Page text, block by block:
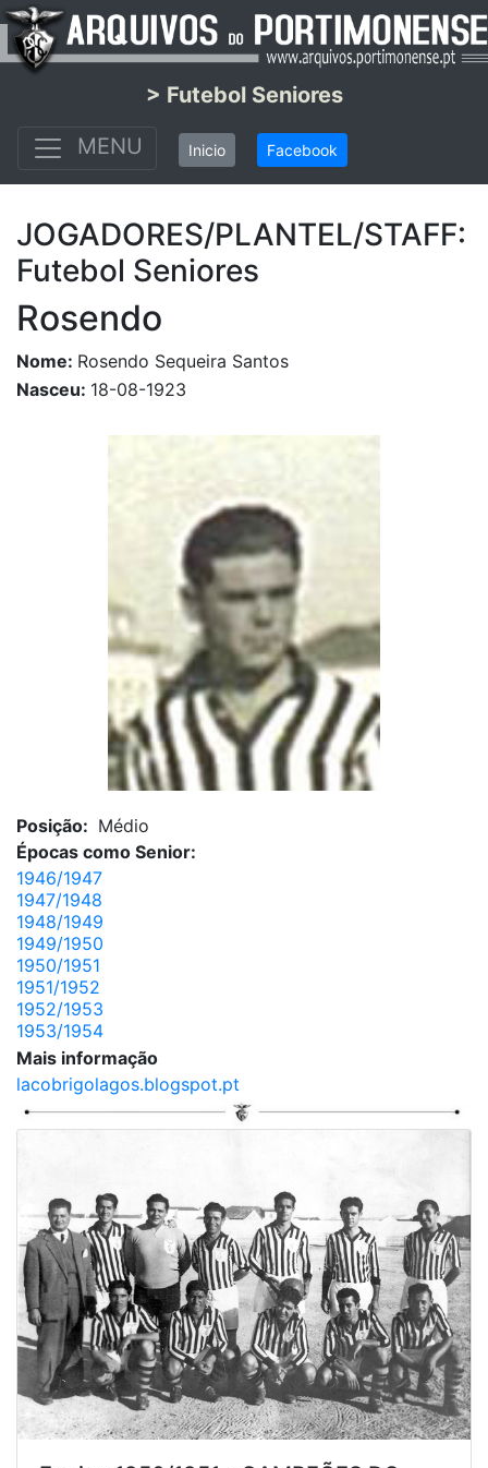
> Futebol Seniores
MENU
Inicio Facebook
JOGADORES/PLANTEL/STAFF:
Futebol Seniores
Rosendo
Nome: Rosendo Sequeira Santos
Nasceu: 18-08-1923
Posição: Médio
Épocas como Senior:
1946/1947
1947/1948
1948/1949
1949/1950
1950/1951
1951/1952
1952/1953
1953/1954
Mais informação
lacobrigolagos.blogspot.pt